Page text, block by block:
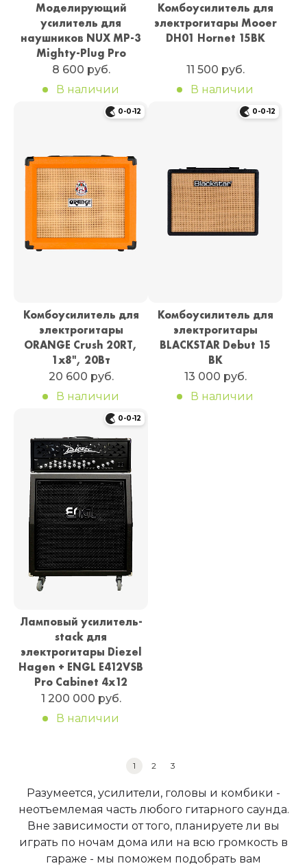
Моделирующий
усилитель для
наушников NUX MP-3
Mighty-Plug Pro
8 600 руб.
В наличии
Комбоусилитель для
электрогитары Mooer
DH01 Hornet 15BK
11 500 руб.
В наличии
0-0-12
Комбоусилитель для
электрогитары
ORANGE Crush 20RT,
1х8", 20Вт
20 600 руб.
В наличии
0-0-12
Комбоусилитель для
электрогитары
BLACKSTAR Debut 15
BK
13 000 руб.
В наличии
0-0-12
Ламповый усилитель-
stack для
электрогитары Diezel
Hagen + ENGL E412VSB
Pro Cabinet 4x12
1 200 000 руб.
В наличии
1 2 3
Разумеется, усилители, головы и комбики -
неотъемлемая часть любого гитарного саунда.
Вне зависимости от того, планируете ли вы
играть по ночам дома или на всю громкость в
гараже - мы поможем подобрать вам